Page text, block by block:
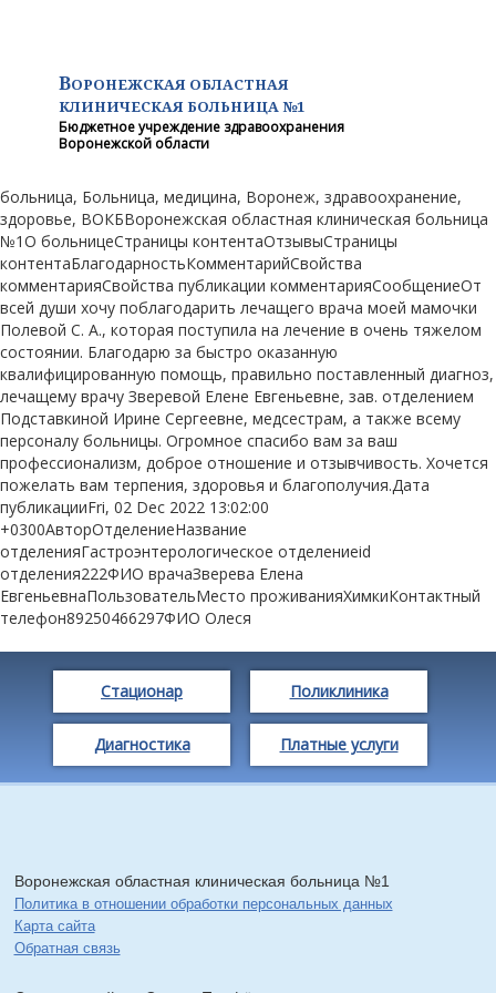
ВОРОНЕЖСКАЯ ОБЛАСТНАЯ
КЛИНИЧЕСКАЯ БОЛЬНИЦА №1
Бюджетное учреждение здравоохранения
Воронежской области
больница, Больница, медицина, Воронеж, здравоохранение,
здоровье, ВОКБВоронежская областная клиническая больница
№1О больницеСтраницы контентаОтзывыСтраницы
контентаБлагодарностьКомментарийСвойства
комментарияСвойства публикации комментарияСообщениеОт
всей души хочу поблагодарить лечащего врача моей мамочки
Полевой С. А., которая поступила на лечение в очень тяжелом
состоянии. Благодарю за быстро оказанную
квалифицированную помощь, правильно поставленный диагноз,
лечащему врачу Зверевой Елене Евгеньевне, зав. отделением
Подставкиной Ирине Сергеевне, медсестрам, а также всему
персоналу больницы. Огромное спасибо вам за ваш
профессионализм, доброе отношение и отзывчивость. Хочется
пожелать вам терпения, здоровья и благополучия.Дата
публикацииFri, 02 Dec 2022 13:02:00
+0300АвторОтделениеНазвание
отделенияГастроэнтерологическое отделениеid
отделения222ФИО врачаЗверева Елена
ЕвгеньевнаПользовательМесто проживанияХимкиКонтактный
телефон89250466297ФИО Олеся
Стационар Поликлиника
Диагностика Платные услуги
Воронежская областная клиническая больница №1
Политика в отношении обработки персональных данных
Карта сайта
Обратная связь